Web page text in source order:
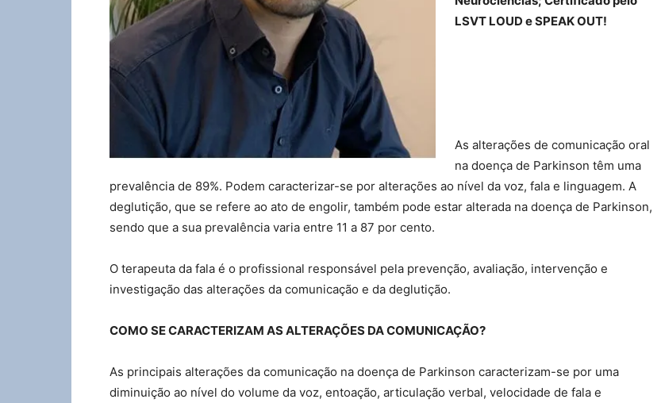
LSVT LOUD e SPEAK OUT!
As alterações de comunicação oral
na doença de Parkinson têm uma
prevalência de 89%. Podem caracterizar-se por alterações ao nível da voz, fala e linguagem. A
deglutição, que se refere ao ato de engolir, também pode estar alterada na doença de Parkinson,
sendo que a sua prevalência varia entre 11 a 87 por cento.
O terapeuta da fala é o profissional responsável pela prevenção, avaliação, intervenção e
investigação das alterações da comunicação e da deglutição.
COMO SE CARACTERIZAM AS ALTERAÇÕES DA COMUNICAÇÃO?
As principais alterações da comunicação na doença de Parkinson caracterizam-se por uma
diminuição ao nível do volume da voz, entoação, articulação verbal, velocidade de fala e